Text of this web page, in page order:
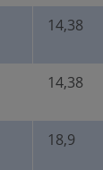
14,38
14,38
18,9